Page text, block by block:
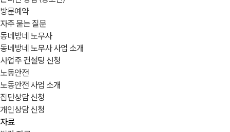
방문예약
자주 묻는 질문
동네방네 노무사
동네방네 노무사 사업 소개
사업주 컨설팅 신청
노동안전
노동안전 사업 소개
집단상담 신청
개인상담 신청
자료